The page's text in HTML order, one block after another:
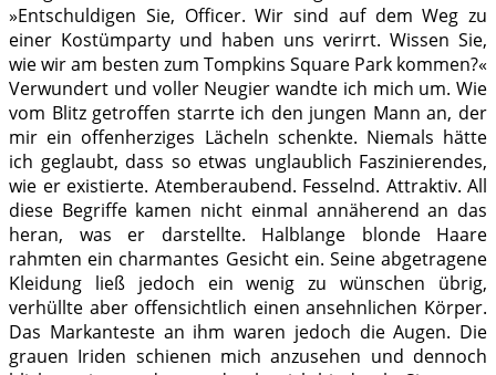
»Entschuldigen Sie, Officer. Wir sind auf dem Weg zu
einer Kostümparty und haben uns verirrt. Wissen Sie,
wie wir am besten zum Tompkins Square Park kommen?«
Verwundert und voller Neugier wandte ich mich um. Wie
vom Blitz getroffen starrte ich den jungen Mann an, der
mir ein offenherziges Lächeln schenkte. Niemals hätte
ich geglaubt, dass so etwas unglaublich Faszinierendes,
wie er existierte. Atemberaubend. Fesselnd. Attraktiv. All
diese Begriffe kamen nicht einmal annäherend an das
heran, was er darstellte. Halblange blonde Haare
rahmten ein charmantes Gesicht ein. Seine abgetragene
Kleidung ließ jedoch ein wenig zu wünschen übrig,
verhüllte aber offensichtlich einen ansehnlichen Körper.
Das Markanteste an ihm waren jedoch die Augen. Die
grauen Iriden schienen mich anzusehen und dennoch